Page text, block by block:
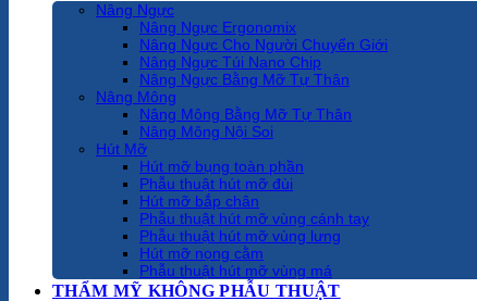
Nâng Ngực
Nâng Ngực Ergonomix
Nâng Ngực Cho Người Chuyển Giới
Nâng Ngực Túi Nano Chip
Nâng Ngực Bằng Mỡ Tự Thân
Nâng Mông
Nâng Mông Bằng Mỡ Tự Thân
Nâng Mông Nội Soi
Hút Mỡ
Hút mỡ bụng toàn phần
Phẫu thuật hút mỡ đùi
Hút mỡ bắp chân
Phẫu thuật hút mỡ vùng cánh tay
Phẫu thuật hút mỡ vùng lưng
Hút mỡ nọng cằm
Phẫu thuật hút mỡ vùng má
THẨM MỸ KHÔNG PHẪU THUẬT